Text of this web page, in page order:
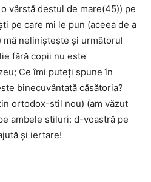
vârstă destul de mare(45)) pe
pe care mi le pun (aceea de a
mă neliniștește și următorul
fără copii nu este
Ce îmi puteți spune în
binecuvântată căsătoria?
ortodox-stil nou) (am văzut
ambele stiluri: d-voastră pe
și iertare!